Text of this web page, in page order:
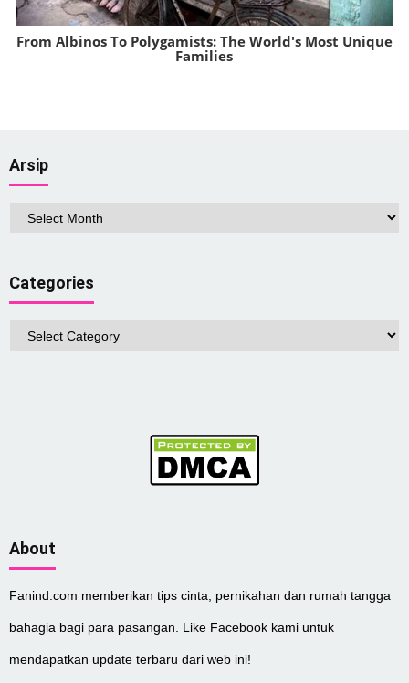
From Albinos To Polygamists: The World's Most Unique
Families
Arsip
Arsip
Categories
Categories
About
Fanind.com memberikan tips cinta, pernikahan dan rumah tangga
bahagia bagi para pasangan. Like Facebook kami untuk
mendapatkan update terbaru dari web ini!